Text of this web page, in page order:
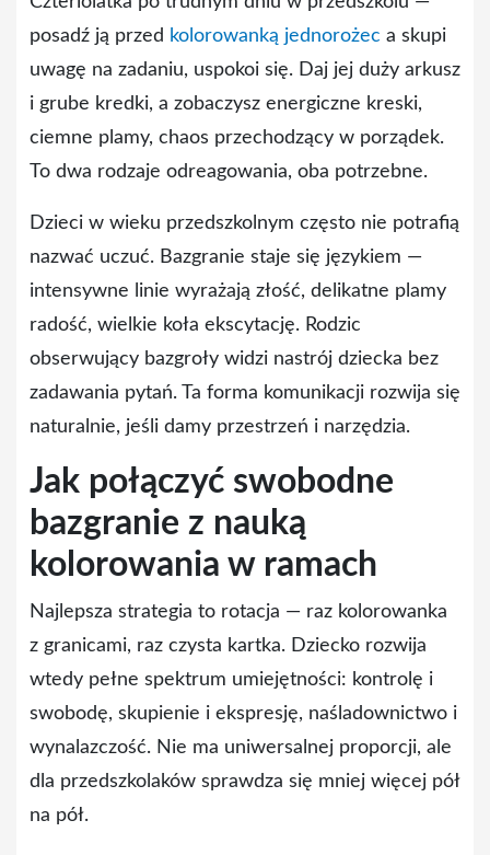
posadź ją przed kolorowanką jednorożec a skupi
uwagę na zadaniu, uspokoi się. Daj jej duży arkusz
i grube kredki, a zobaczysz energiczne kreski,
ciemne plamy, chaos przechodzący w porządek.
To dwa rodzaje odreagowania, oba potrzebne.
Dzieci w wieku przedszkolnym często nie potrafią
nazwać uczuć. Bazgranie staje się językiem —
intensywne linie wyrażają złość, delikatne plamy
radość, wielkie koła ekscytację. Rodzic
obserwujący bazgroły widzi nastrój dziecka bez
zadawania pytań. Ta forma komunikacji rozwija się
naturalnie, jeśli damy przestrzeń i narzędzia.
Jak połączyć swobodne
bazgranie z nauką
kolorowania w ramach
Najlepsza strategia to rotacja — raz kolorowanka
z granicami, raz czysta kartka. Dziecko rozwija
wtedy pełne spektrum umiejętności: kontrolę i
swobodę, skupienie i ekspresję, naśladownictwo i
wynalazczość. Nie ma uniwersalnej proporcji, ale
dla przedszkolaków sprawdza się mniej więcej pół
na pół.